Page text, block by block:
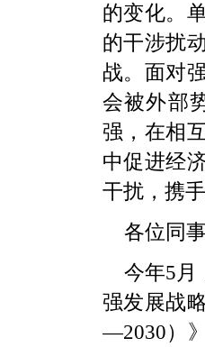
的变化。
的干涉扰
战。面对
会被外部
强，在相
中促进经
干扰，携
各位同事
今年5月
强发展战
—2030）